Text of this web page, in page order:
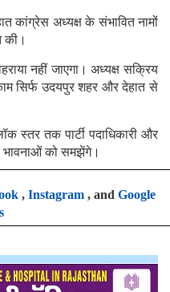
कांग्रेस अध्यक्ष के संभावित नामों
की।
नहीं जाएगा। अध्यक्ष सक्रिय
सिर्फ उदयपुर शहर और देहात से
स्तर तक पार्टी पदाधिकारी और
भावनाओं को समझेंगे।
, Instagram, and Google